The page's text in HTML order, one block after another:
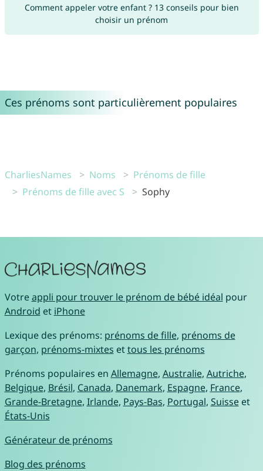
Comment appeler votre enfant ? 13 conseils pour bien
choisir un prénom
Ces prénoms sont particulièrement populaires
CharliesNames Noms
Prénoms de fille
Prénoms de fille avec S
Sophy
Votreappli pour trouver le prénom de bébé idéal pour
Android et iPhone
Lexique des prénoms: prénoms de fille, prénoms de
garçon, prénoms-mixtes ettous les prénoms
Prénoms populaires en Allemagne, Australie, Autriche,
Belgique, Brésil, Canada, Danemark, Espagne, France,
Grande-Bretagne, Irlande, Pays-Bas, Portugal, Suisseet
États-Unis
Générateur de prénoms
Blog des prénoms